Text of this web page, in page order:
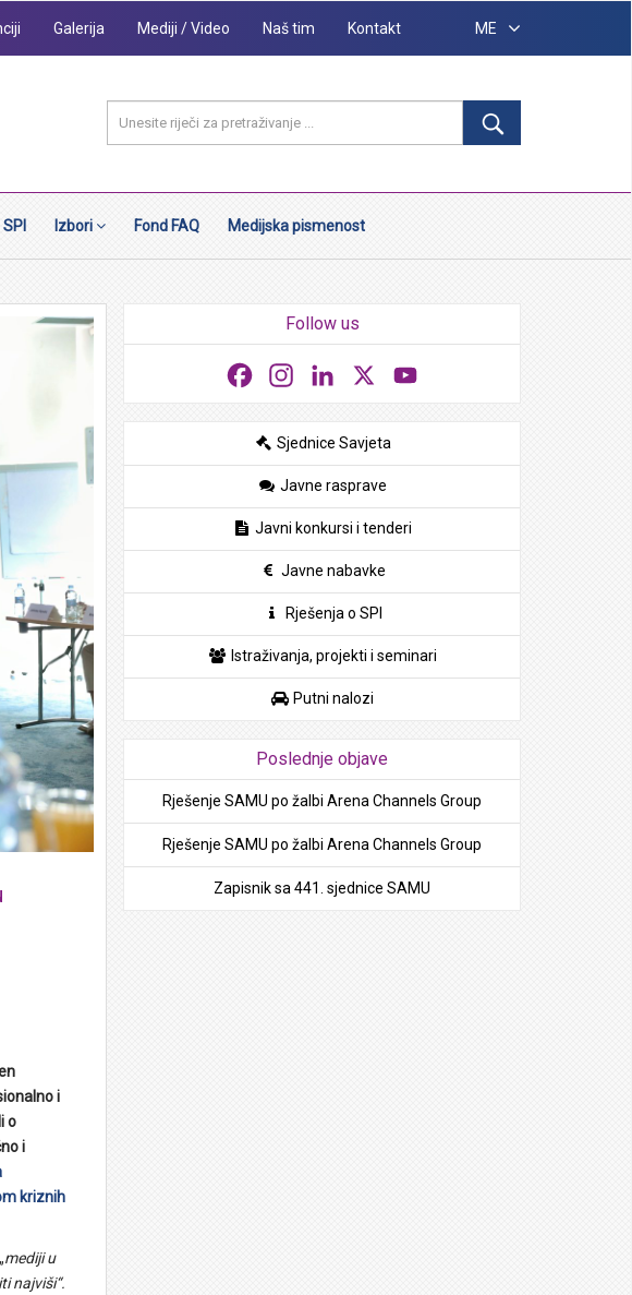
Galerija Mediji / Video Naš tim Kontakt ME
SPI Izbori Fond FAQ Medijska pismenost
i
o
i
kriznih
mediji u
najviši“.
Follow us
FacebookInstagramLinkedIn
Sjednice Savjeta
Javne rasprave
Javni konkursi i tenderi
Javne nabavke
Rješenja o SPI
Istraživanja, projekti i seminari
Putni nalozi
Poslednje objave
Rješenje SAMU po žalbi Arena Channels Group
Rješenje SAMU po žalbi Arena Channels Group
Zapisnik sa 441. sjednice SAMU